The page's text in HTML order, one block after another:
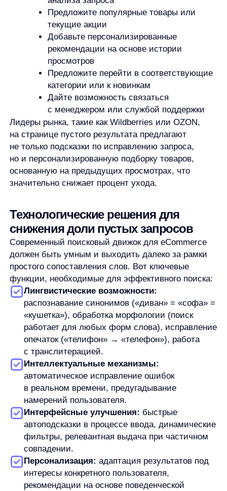
работает для любых форм слова), исправление
опечаток («телифон» → «телефон»), работа
с транслитерацией.
Интеллектуальные механизмы:
автоматическое исправление ошибок
в реальном времени, предугадывание
намерений пользователя.
Интерфейсные улучшения:быстрые
автоподсказки в процессе ввода, динамические
фильтры, релевантная выдача при частичном
Персонализация:
адаптация результатов под
интересы конкретного пользователя,
рекомендации на основе поведенческой
аналитики.
Почему ручная доработка поиска неэффективна?
мониторинга запросов, ручного создания словарей
синонимов, настройки правил для каждого
Именно здесь на помощь приходят технологии
искусственного интеллекта и машинного обучения.
AI-системы способны самостоятельно
анализировать поисковые запросы, выявлять
паттерны, учиться на ошибках и постоянно
совершенствоваться.
Решение от Any: как AnyQuery
сокращает «пустые» запросы
и увеличивает продажи
AnyQuery— это инновационное AI-решение,
специально разработанное для eCommerce,
которое превращает поиск в мощный инструмент
продаж:
сложных интеграций и нагрузки на IT-отдел —
решение работает через JavaScript-тег.
Интеллектуальные алгоритмы,которые по-
настоящему «понимают» язык покупателей:
автоматически исправляют опечатки,
распознают синонимы, работают с разными
раскладками клавиатуры и смешанными
запросами.
Умные подсказкипоявляются мгновенно
в процессе ввода, предлагая динамические